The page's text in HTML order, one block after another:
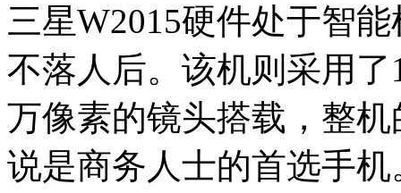
三星W2015硬件处于智
不落人后。该机则采用
万像素的镜头搭载，整
说是商务人士的首选手机